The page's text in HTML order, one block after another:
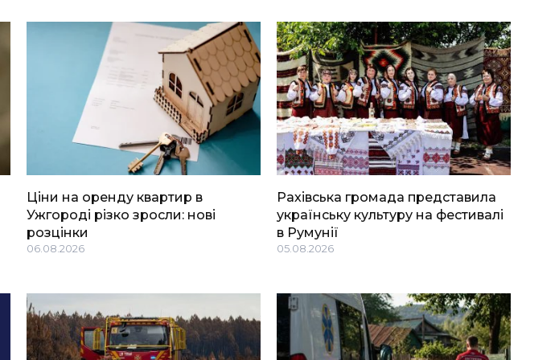
Ціни на оренду квартир в
Ужгороді різко зросли: нові
розцінки
06.08.2026
Рахівська громада представила
українську культуру на фестивалі
в Румунії
05.08.2026